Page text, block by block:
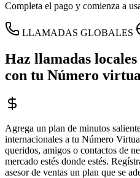
Completa el pago y comienza a
LLAMADAS GLOBALES
Haz llamadas
con tu Número
Agrega un plan de minutos
internacionales a tu Número
queridos, amigos o contactos de
mercado estés donde estés.
asesor de ventas un plan que se